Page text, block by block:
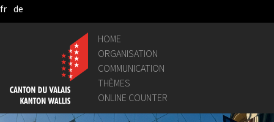
Saltar al contenido principal
fr de
HOME
ORGANISATION
COMMUNICATION
THÈMES
ONLINE COUNTER